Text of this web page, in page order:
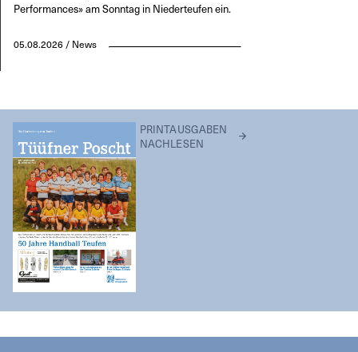
Performances» am Sonntag in Niederteufen ein.
05.08.2026 / News
PRINTAUSGABEN
NACHLESEN